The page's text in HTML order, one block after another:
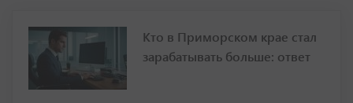
Кто в Приморском крае стал
зарабатывать больше: ответ